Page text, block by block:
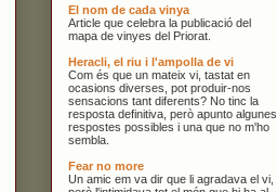
El nom de cada vinya
Article que celebra la publicació del
mapa de vinyes del Priorat.
Heracli, el riu i l'ampolla de vi
Com és que un mateix vi, tastat en
ocasions diverses, pot produir-nos
sensacions tant diferents? No tinc la
resposta definitiva, però apunto algunes
respostes possibles i una que no m'ho
sembla.
Fear no more
Un amic em va dir que li agradava el vi,